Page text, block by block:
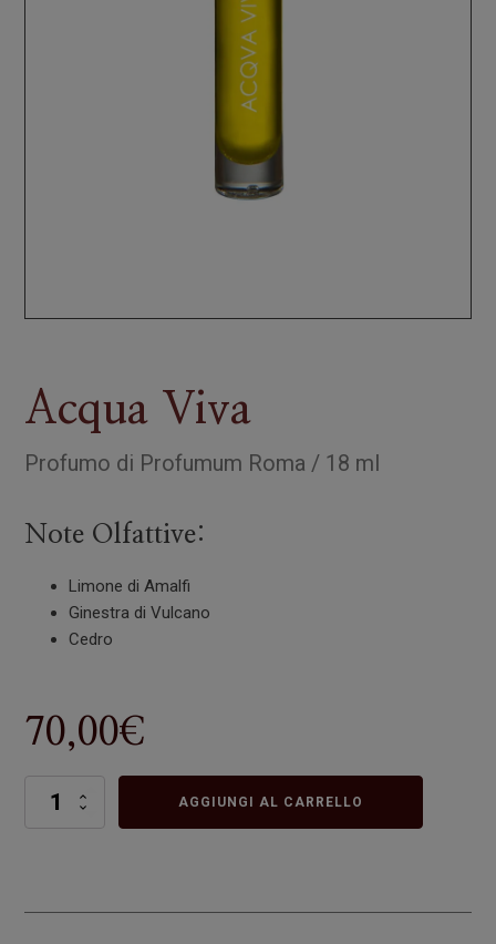
Acqua Viva
Profumo di Profumum Roma / 18 ml
Note Olfattive:
Limone di Amalfi
Ginestra di Vulcano
Cedro
70,00€
Acqua
AGGIUNGI AL CARRELLO